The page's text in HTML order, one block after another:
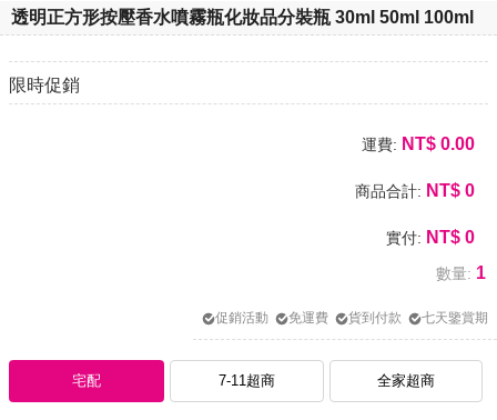
透明正方形按壓香水噴霧瓶化妝品分裝瓶 30ml 50ml 100ml
限時促銷
運費: NT$ 0.00
商品合計: NT$ 0
實付: NT$ 0
數量: 1
促銷活動 免運費 貨到付款 七天鑒賞期
宅配 7-11超商 全家超商